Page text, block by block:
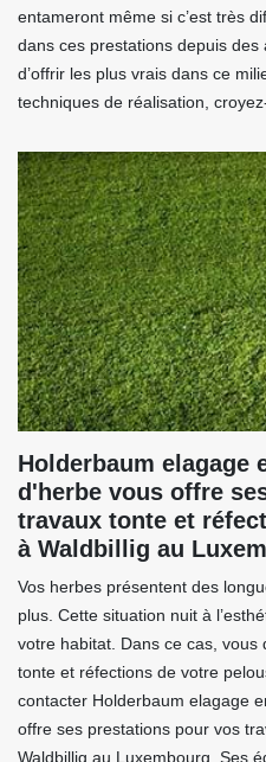
entameront même si c’est très
dans ces prestations depuis
d’offrir les plus vrais dans ce
techniques de réalisation,
Holderbaum elagage
d'herbe vous offre
travaux tonte et
à Waldbillig au
Vos herbes présentent des
plus. Cette situation nuit à
votre habitat. Dans ce cas,
tonte et réfections de votre
contacter Holderbaum elagage
offre ses prestations pour vos
Waldbillig au Luxembourg. Ses